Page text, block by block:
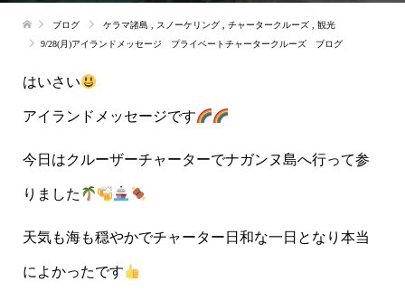
ブログ ケラマ諸島 スノーケリング チャータークルーズ
観光
9/28(月)アイランドメッセージ プライベートチャータークルーズ ブログ
はいさい
アイランドメッセージです
今日はクルーザーチャーターでナガンヌ島へ行って参
りました
天気も海も穏やかでチャーター日和な一日となり本当
によかったです